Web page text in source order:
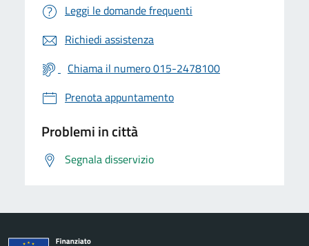
Leggi le domande frequenti
Richiedi assistenza
Chiama il numero 015-2478100
Prenota appuntamento
Problemi in città
Segnala disservizio